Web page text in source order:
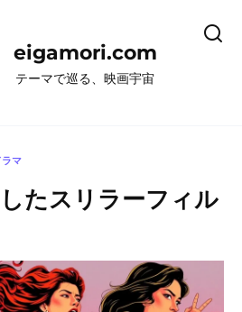
eigamori.com
テーマで巡る、映画宇宙
マ
たスリラーフィル